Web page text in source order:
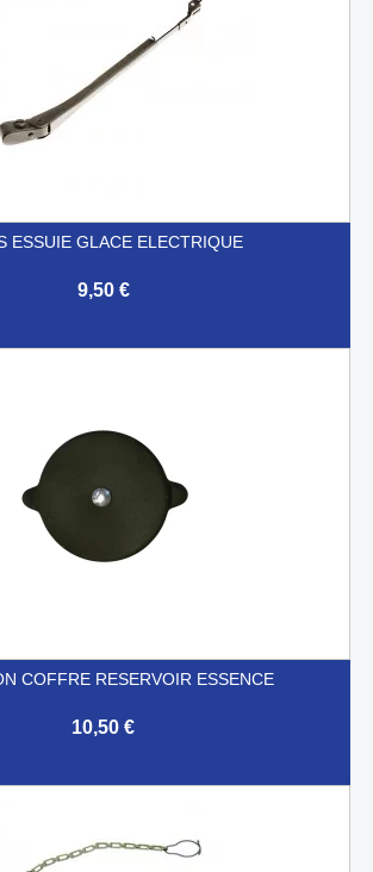
ESSUIE GLACE ELECTRIQUE
9,50 €
COFFRE RESERVOIR ESSENCE
10,50 €